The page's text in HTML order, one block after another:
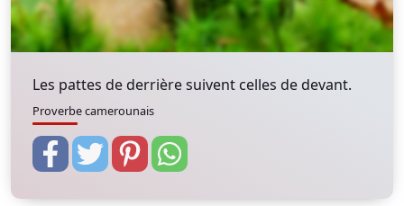
Les pattes de derrière suivent celles de devant.
Proverbe camerounais